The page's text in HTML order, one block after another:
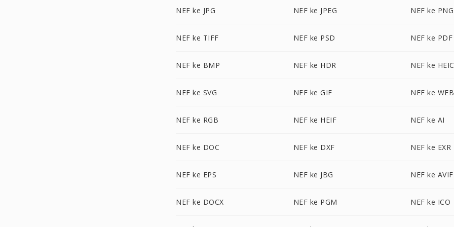
NEF ke JPG NEF ke JPEG NEF ke PNG
NEF ke TIFF NEF ke PSD NEF ke PDF
NEF ke BMP NEF ke HDR NEF ke HEIC
NEF ke SVG NEF ke GIF NEF ke
NEF ke RGB NEF ke HEIF NEF ke AI
NEF ke DOC NEF ke DXF NEF ke EXR
NEF ke EPS NEF ke JBG NEF ke AVIF
NEF ke DOCX NEF ke PGM NEF ke ICO